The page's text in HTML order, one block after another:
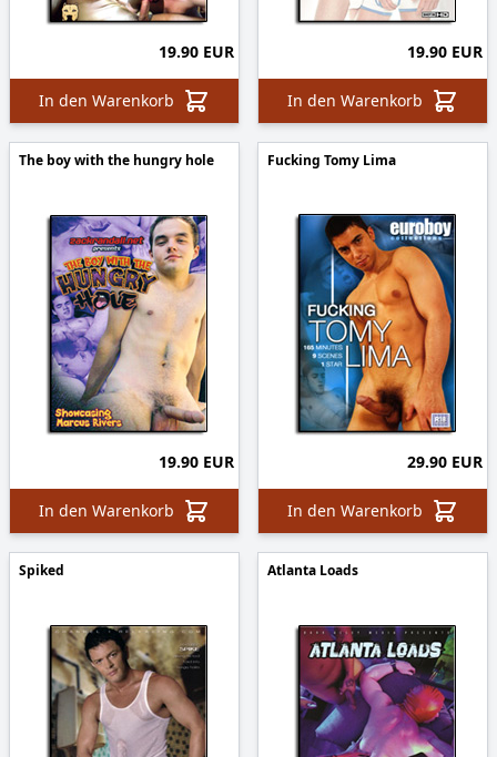
19.90 EUR
In den Warenkorb
19.90 EUR
In den Warenkorb
The boy with the hungry hole
19.90 EUR
In den Warenkorb
Fucking Tomy Lima
29.90 EUR
In den Warenkorb
Spiked Atlanta Loads